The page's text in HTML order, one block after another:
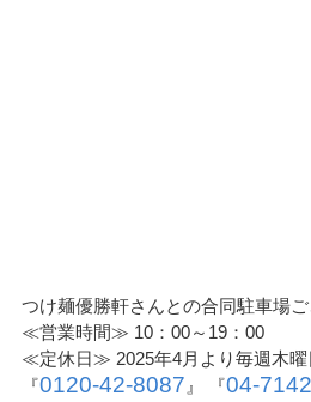
つけ麺優勝軒さんとの合同駐車場ご
≪営業時間≫ 10：00～19：00
≪定休日≫ 2025年4月より毎週木曜
『0120-42-8087 』 『04-